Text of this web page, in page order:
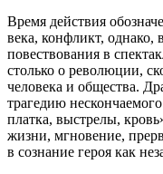
Время действия
века, конфликт,
повествования в
столько о революции,
человека и общества.
трагедию
платка, выстрелы,
жизни, мгновение,
в сознание героя как